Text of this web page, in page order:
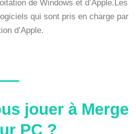
de Windows et d’Apple.Les
qui sont pris en charge par
d’Apple.
jouer à Merge
PC ?